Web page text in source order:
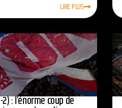
LIRE PLUS
2) : l’énorme coup de